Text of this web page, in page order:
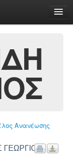
Ανανέωσης
ΓΕΩΡΓΙΟΣ